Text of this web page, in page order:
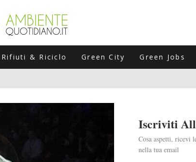
Rifiuti & Riciclo Green City Green Jobs
L’ESTATE (E LA GUIDA PRATICA PER EVITARLI)
"PLUG & PLAY" CHE STA CONQUISTANDO L'ITALIA
Iscriviti
Cosa aspetti, ricevi
nella tua email